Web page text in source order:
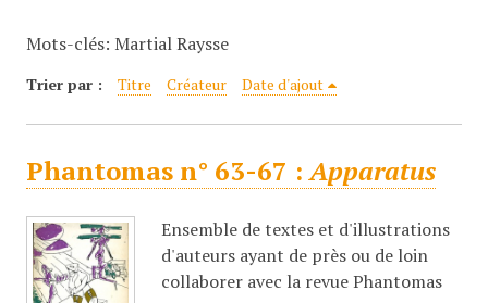
Mots-clés: Martial Raysse
Trier par : Titre Créateur Date d'ajout
Phantomas n° 63-67 :Apparatus
Ensemble de textes et d'illustrations
d'auteurs ayant de près ou de loin
collaborer avec la revue Phantomas